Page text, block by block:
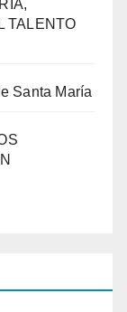
TALENTO
Santa María